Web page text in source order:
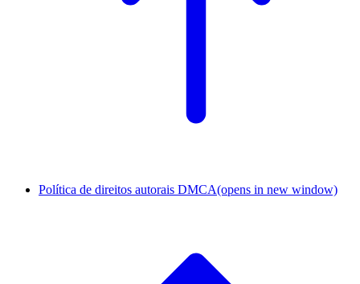
Política de direitos autorais DMCA(opens in new window)